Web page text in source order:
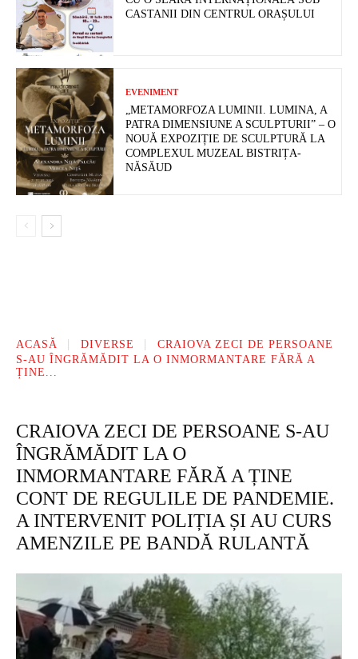
CASTANII DIN CENTRUL ORAȘULUI
EVENIMENT
„METAMORFOZA LUMINII. LUMINA, A
PATRA DIMENSIUNE A SCULPTURII” – O
NOUĂ EXPOZIȚIE DE SCULPTURĂ LA
COMPLEXUL MUZEAL BISTRIȚA-
NĂSĂUD